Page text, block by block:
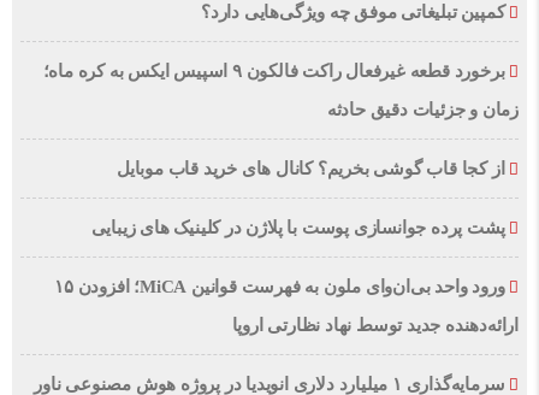
کمپین تبلیغاتی موفق چه ویژگی‌هایی دارد؟
برخورد قطعه غیرفعال راکت فالکون ۹ اسپیس ایکس به کره ماه؛
زمان و جزئیات دقیق حادثه
از کجا قاب گوشی بخریم؟ کانال های خرید قاب موبایل
پشت پرده جوانسازی پوست با پلاژن در کلینیک های زیبایی
ورود واحد بی‌ان‌وای ملون به فهرست قوانین MiCA؛ افزودن ۱۵
ارائه‌دهنده جدید توسط نهاد نظارتی اروپا
سرمایه‌گذاری ۱ میلیارد دلاری انویدیا در پروژه هوش مصنوعی ناور